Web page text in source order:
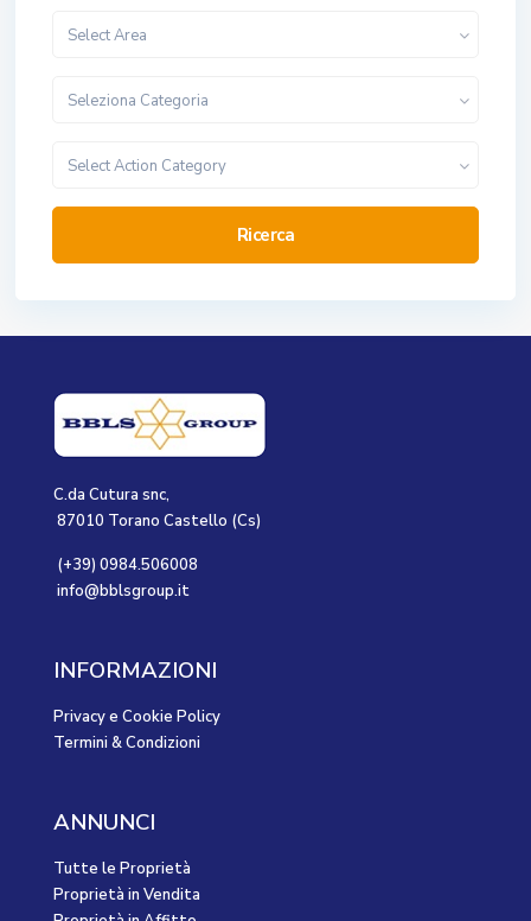
Select Area
Seleziona Categoria
Select Action Category
Ricerca
C.da Cutura snc,
87010 Torano Castello (Cs)
(+39) 0984.506008
info@bblsgroup.it
INFORMAZIONI
Privacy e Cookie Policy
Termini & Condizioni
ANNUNCI
Tutte le Proprietà
Proprietà in Vendita